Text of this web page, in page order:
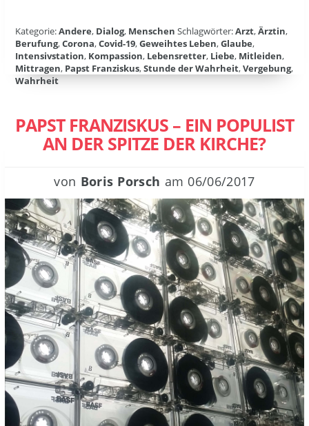
Kategorie:Andere, Dialog, Menschen Schlagwörter:Arzt,Ärztin,
Berufung,Corona,Covid-19,Geweihtes Leben,Glaube,
Intensivstation, Kompassion, Lebensretter, Liebe, Mitleiden,
Mittragen, Papst Franziskus,Stunde der Wahrheit,Vergebung,
Wahrheit
PAPST FRANZISKUS – EIN POPULIST
AN DER SPITZE DER KIRCHE?
von Boris Porsch am 06/06/2017